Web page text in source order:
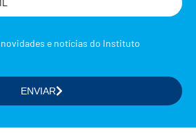
Educadores
novidades e notícias do Instituto
ENVIAR